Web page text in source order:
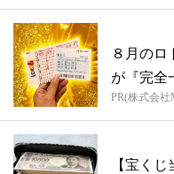
８月のロ
が『完全
PR(株式会
【宝く